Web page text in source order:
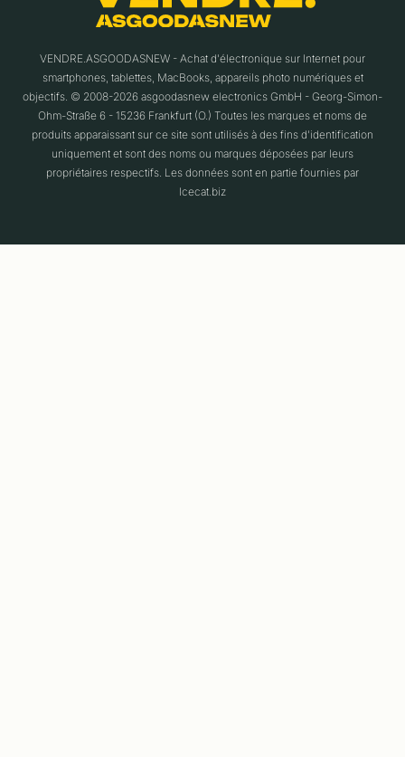
VENDRE.ASGOODASNEW - Achat d'électronique sur Internet pour
smartphones, tablettes, MacBooks, appareils photo numériques et
objectifs. © 2008-2026 asgoodasnew electronics GmbH - Georg-Simon-
Ohm-Straße 6 - 15236 Frankfurt (O.) Toutes les marques et noms de
produits apparaissant sur ce site sont utilisés à des fins d'identification
uniquement et sont des noms ou marques déposées par leurs
propriétaires respectifs. Les données sont en partie fournies par
Icecat.biz